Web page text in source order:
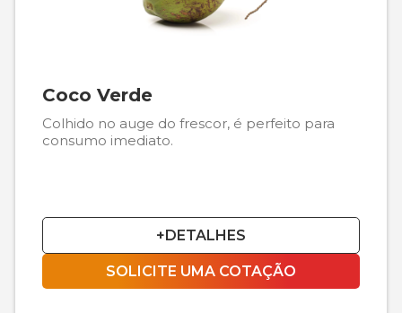
Coco Verde
Colhido no auge do frescor, é perfeito para
consumo imediato.
+DETALHES
SOLICITE UMA COTAÇÃO